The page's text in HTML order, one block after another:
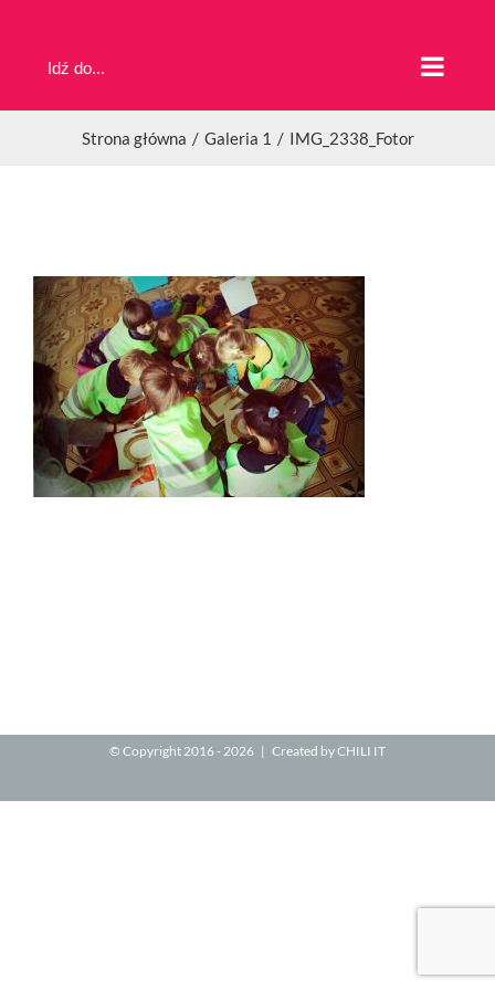
zawartości
Idź do...
Strona główna Galeria 1 IMG_2338_Fotor
© Copyright 2016 -2026 | Created byCHILI IT